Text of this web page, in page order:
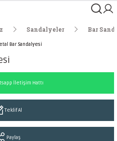
Sandalyeler Bar
İletişim Hattı
Teklif Al
Paylaş